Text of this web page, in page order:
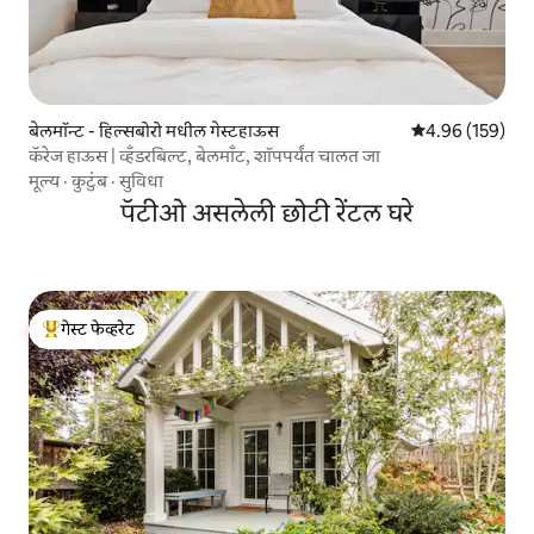
बेलमॉन्ट - हिल्सबोरो मधील गेस्टहाऊस 5 पैकी 4.96
4.96 (159)
कॅरेज हाऊस | व्हँडरबिल्ट, बेलमाँट, शॉपपर्यंत चालत जा
मूल्य·कुटुंब·सुविधा
पॅटीओ असलेली छोटी रेंटल घरे
टॉप गेस्ट फेव्हरेट
गेस्ट फेव्हरेट